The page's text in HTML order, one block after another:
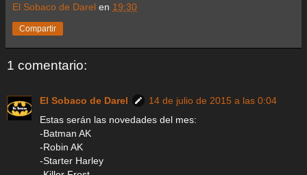
El Sobaco de Darel en 19:30
Compartir
1 comentario:
El Sobaco de Darel
14 de julio de 2015 a las 0:04
Estas serán las novedades del mes:
-Batman AK
-Robin AK
-Starter Harley